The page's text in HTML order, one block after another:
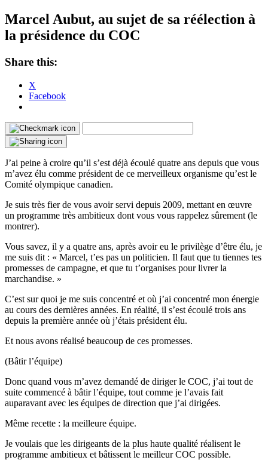
Marcel Aubut, au sujet de sa réélection à
la présidence du COC
Share this:
X
Facebook
J’ai peine à croire qu’il s’est déjà écoulé quatre ans depuis que vous
m’avez élu comme président de ce merveilleux organisme qu’est le
Comité olympique canadien.
Je suis très fier de vous avoir servi depuis 2009, mettant en œuvre
un programme très ambitieux dont vous vous rappelez sûrement (le
montrer).
Vous savez, il y a quatre ans, après avoir eu le privilège d’être élu, je
me suis dit : « Marcel, t’es pas un politicien. Il faut que tu tiennes tes
promesses de campagne, et que tu t’organises pour livrer la
marchandise. »
C’est sur quoi je me suis concentré et où j’ai concentré mon énergie
au cours des dernières années. En réalité, il s’est écoulé trois ans
depuis la première année où j’étais président élu.
Et nous avons réalisé beaucoup de ces promesses.
(Bâtir l’équipe)
Donc quand vous m’avez demandé de diriger le COC, j’ai tout de
suite commencé à bâtir l’équipe, tout comme je l’avais fait
auparavant avec les équipes de direction que j’ai dirigées.
Même recette : la meilleure équipe.
Je voulais que les dirigeants de la plus haute qualité réalisent le
programme ambitieux et bâtissent le meilleur COC possible.